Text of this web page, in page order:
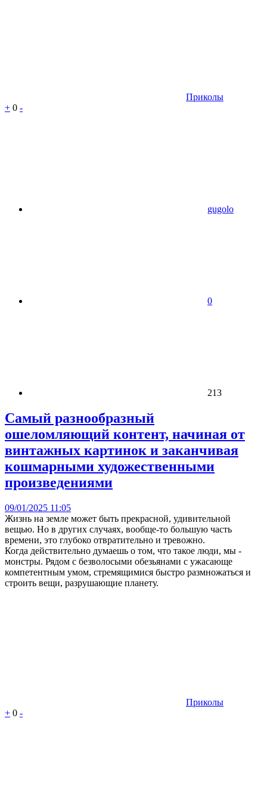
Приколы
+ 0 -
gugolo
0
213
Самый разнообразный
ошеломляющий контент, начиная от
винтажных картинок и заканчивая
кошмарными художественными
произведениями
09/01/2025 11:05
Жизнь на земле может быть прекрасной, удивительной
вещью. Но в других случаях, вообще-то большую часть
времени, это глубоко отвратительно и тревожно.
Когда действительно думаешь о том, что такое люди, мы -
монстры. Рядом с безволосыми обезьянами с ужасающе
компетентным умом, стремящимися быстро размножаться и
строить вещи, разрушающие планету.
Приколы
+ 0 -